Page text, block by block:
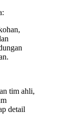
tim ahli,
detail